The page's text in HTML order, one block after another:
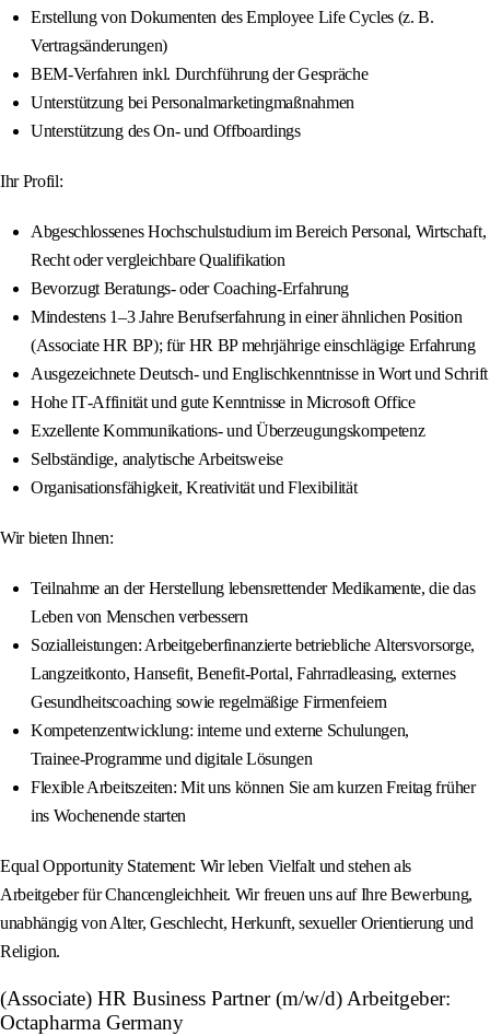
Erstellung von Dokumenten des Employee Life Cycles (z. B.
Vertragsänderungen)
BEM-Verfahren inkl. Durchführung der Gespräche
Unterstützung bei Personalmarketingmaßnahmen
Unterstützung des On- und Offboardings
Ihr Profil:
Abgeschlossenes Hochschulstudium im Bereich Personal, Wirtschaft,
Recht oder vergleichbare Qualifikation
Bevorzugt Beratungs- oder Coaching‑Erfahrung
Mindestens 1–3 Jahre Berufserfahrung in einer ähnlichen Position
(Associate HR BP); für HR BP mehrjährige einschlägige Erfahrung
Ausgezeichnete Deutsch‑ und Englischkenntnisse in Wort und Schrift
Hohe IT‑Affinität und gute Kenntnisse in Microsoft Office
Exzellente Kommunikations‑ und Überzeugungskompetenz
Selbständige, analytische Arbeitsweise
Organisationsfähigkeit, Kreativität und Flexibilität
Wir bieten Ihnen:
Teilnahme an der Herstellung lebensrettender Medikamente, die das
Leben von Menschen verbessern
Sozialleistungen: Arbeitgeberfinanzierte betriebliche Altersvorsorge,
Langzeitkonto, Hansefit, Benefit‑Portal, Fahrradleasing, externes
Gesundheitscoaching sowie regelmäßige Firmenfeiern
Kompetenzentwicklung: interne und externe Schulungen,
Trainee‑Programme und digitale Lösungen
Flexible Arbeitszeiten: Mit uns können Sie am kurzen Freitag früher
ins Wochenende starten
Equal Opportunity Statement: Wir leben Vielfalt und stehen als
Arbeitgeber für Chancengleichheit. Wir freuen uns auf Ihre Bewerbung,
unabhängig von Alter, Geschlecht, Herkunft, sexueller Orientierung und
Religion.
(Associate) HR Business Partner (m/w/d) Arbeitgeber:
Octapharma Germany